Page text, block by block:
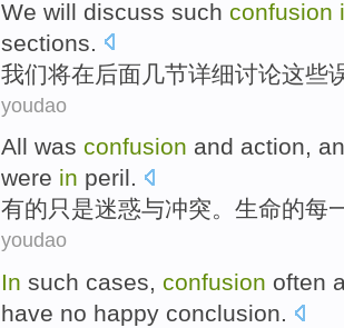
We will discuss such confusion
sections
我们将在后面 几节详细讨论这些
youdao
All was confusion and action,
were in peril.
有的只是迷惑与冲突。 生命的每
youdao
In such cases, confusion often
have no happy conclusion.